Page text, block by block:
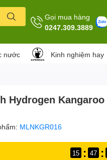
Gọi mua hàng
0247.309.3889
nước Kinh nghiệm hay
Hydrogen Kangaroo
MLNKGR016
15 : 47 :